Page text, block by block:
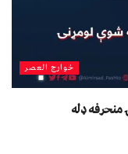
خوارج العصر
منحرفه ډله